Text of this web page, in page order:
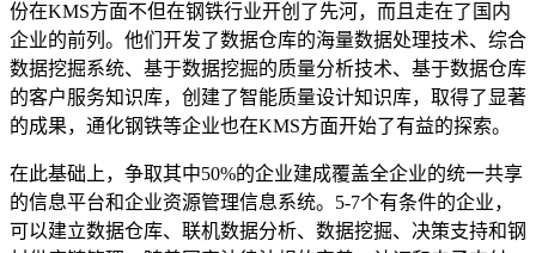
份在KMS方面不但在钢铁行业开创了先河，而且走在了国内
企业的前列。他们开发了数据仓库的海量数据处理技术、综合
数据挖掘系统、基于数据挖掘的质量分析技术、基于数据仓库
的客户服务知识库，创建了智能质量设计知识库，取得了显著
的成果，通化钢铁等企业也在KMS方面开始了有益的探索。
在此基础上，争取其中50%的企业建成覆盖全企业的统一共享
的信息平台和企业资源管理信息系统。5-7个有条件的企业，
可以建立数据仓库、联机数据分析、数据挖掘、决策支持和钢